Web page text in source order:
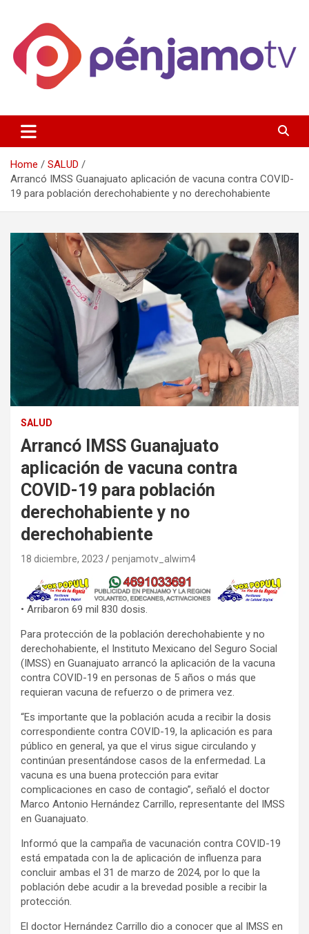
content
Penjamotv
Gto y la region.
Home
SALUD
Arrancó IMSS Guanajuato aplicación de vacuna contra COVID-
19 para población derechohabiente y no derechohabiente
SALUD
Arrancó IMSS Guanajuato
aplicación de vacuna contra
COVID-19 para población
derechohabiente y no
derechohabiente
18 diciembre, 2023 penjamotv_alwim4
• Arribaron 69 mil 830 dosis.
Para protección de la población derechohabiente y no
derechohabiente, el Instituto Mexicano del Seguro Social
(IMSS) en Guanajuato arrancó la aplicación de la vacuna
contra COVID-19 en personas de 5 años o más que
requieran vacuna de refuerzo o de primera vez.
“Es importante que la población acuda a recibir la dosis
correspondiente contra COVID-19, la aplicación es para
público en general, ya que el virus sigue circulando y
continúan presentándose casos de la enfermedad. La
vacuna es una buena protección para evitar
complicaciones en caso de contagio”, señaló el doctor
Marco Antonio Hernández Carrillo, representante del IMSS
en Guanajuato.
Informó que la campaña de vacunación contra COVID-19
está empatada con la de aplicación de influenza para
concluir ambas el 31 de marzo de 2024, por lo que la
población debe acudir a la brevedad posible a recibir la
protección.
El doctor Hernández Carrillo dio a conocer que al IMSS en